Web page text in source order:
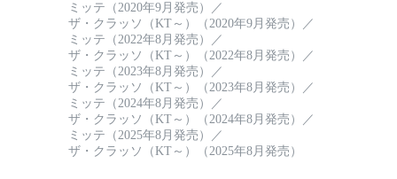
ミッテ（2020年9月発売）
／
ザ・クラッソ（KT～）（2020年9月発売）
／
ミッテ（2022年8月発売）
／
ザ・クラッソ（KT～）（2022年8月発売）
／
ミッテ（2023年8月発売）
／
ザ・クラッソ（KT～）（2023年8月発売）
／
ミッテ（2024年8月発売）
／
ザ・クラッソ（KT～）（2024年8月発売）
／
ミッテ（2025年8月発売）
／
ザ・クラッソ（KT～）（2025年8月発売）